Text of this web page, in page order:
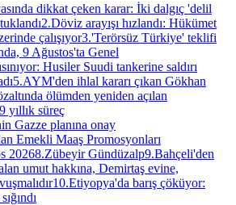
dikkat çeken karar: İki dalgıç 'delil
2.Döviz arayışı hızlandı: Hükümet
çalışıyor3.'Terörsüz Türkiye' teklifi
9 Ağustos'ta Genel
Husiler Suudi tankerine saldırı
5.AYM'den ihlal kararı çıkan Gökhan
ölümden yeniden açılan
yıllık süreç
Gazze planına onay
Emekli Maaş Promosyonları
20268.Zübeyir Gündüzalp9.Bahçeli'den
umut hakkına, Demirtaş evine,
10.Etiyopya'da barış çöküyor: